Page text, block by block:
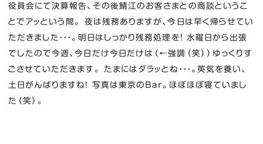
役員会にて決算報告、その後鯖江のお客さまとの商談というこ
とでアッという間。 夜は残務ありますが、今日は早く帰らせてい
ただきました・・・。明日はしっかり残務処理を！ 水曜日から出張
でしたので今週、今日だけ今日だけは（←強調（笑））ゆっくりす
ごさせていただきます。 たまにはダラッとね・・・。英気を養い、
土日がんばりますね！ 写真は東京のBar。ほぼほぼ寝ていまし
た（笑）。